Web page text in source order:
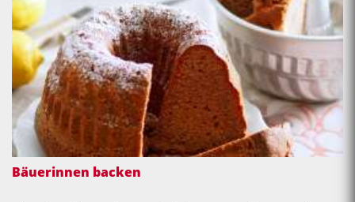
Bäuerinnen backen